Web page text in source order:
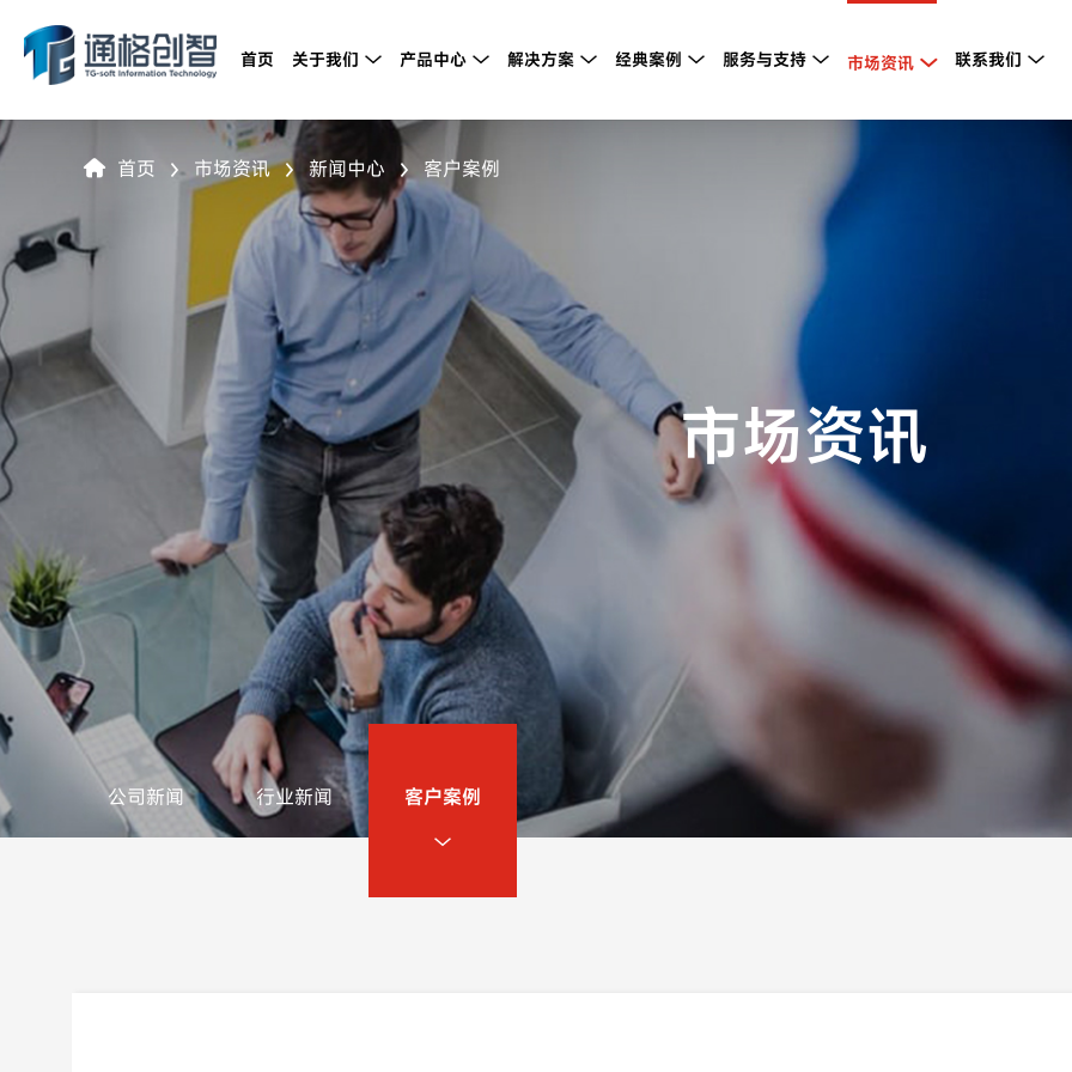
首页 关于我们  产品中心  解决方案  经典案例  服务与支持  市场资讯  联系我们 
 首页  市场资讯  新闻中心  客户案例
市场资讯
公司新闻 行业新闻 客户案例
